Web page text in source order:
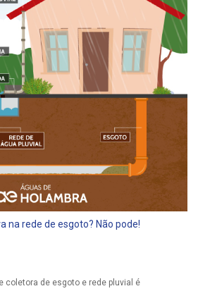
na rede de esgoto? Não pode!
coletora de esgoto e rede pluvial é